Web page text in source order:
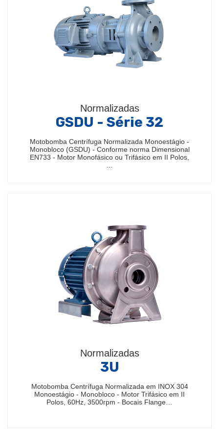
Normalizadas
GSDU - Série 32
Motobomba Centrífuga Normalizada Monoestágio -
Monobloco (GSDU) - Conforme norma Dimensional
EN733 - Motor Monofásico ou Trifásico em II Polos,
Normalizadas
3U
Motobomba Centrífuga Normalizada em INOX 304
Monoestágio - Monobloco - Motor Trifásico em II
Polos, 60Hz, 3500rpm - Bocais Flange…